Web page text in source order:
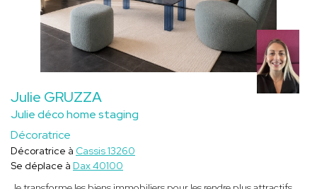
Julie GRUZZA
Julie déco home staging
Décoratrice
Décoratrice à Cassis 13260
Se déplace à Dax 40100